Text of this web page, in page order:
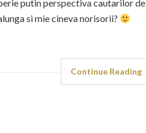
putin perspectiva cautarilor de
si mie cineva norisorii?
Continue Reading